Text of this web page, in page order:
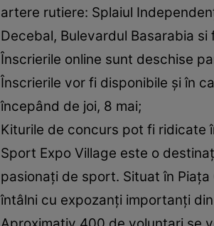
artere rutiere: Splaiul
Decebal, Bulevardul Basarabia
Înscrierile online sunt deschise
Înscrierile vor fi disponibile și în
începând de joi, 8 mai;
Kiturile de concurs pot fi ridicate
Sport Expo Village este o
pasionați de sport. Situat în
întâlni cu expozanți importanți